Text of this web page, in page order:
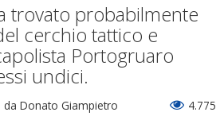
trovato probabilmente
cerchio tattico e
Portogruaro
undici.
da Donato Giampietro 4.775